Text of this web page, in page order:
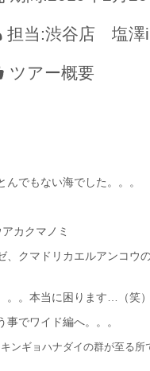
担当:渋谷店 塩澤
ツアー概要
でもない海でした。。。
カクマノミ
クマドリカエルアンコウ
。。本当に困ります…（笑）
でワイド編へ。。。
ンギョハナダイの群が至る所